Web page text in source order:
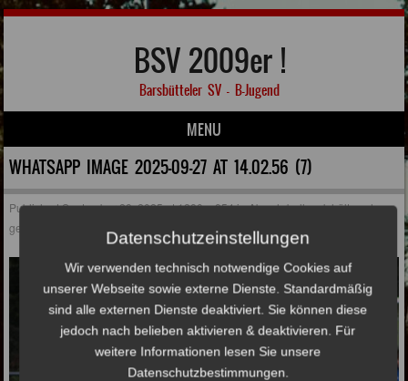
BSV 2009er !
Barsbütteler SV – B-Jugend
MENU
Skip to content
WHATSAPP IMAGE 2025-09-27 AT 14.02.56 (7)
PublishedSeptember 28, 2025at1280 × 854inAbwehrbollwerk hält auch
gegen Eintracht Norderstedt!
Datenschutzeinstellungen
Wir verwenden technisch notwendige Cookies auf
unserer Webseite sowie externe Dienste. Standardmäßig
sind alle externen Dienste deaktiviert. Sie können diese
jedoch nach belieben aktivieren & deaktivieren. Für
weitere Informationen lesen Sie unsere
Datenschutzbestimmungen.